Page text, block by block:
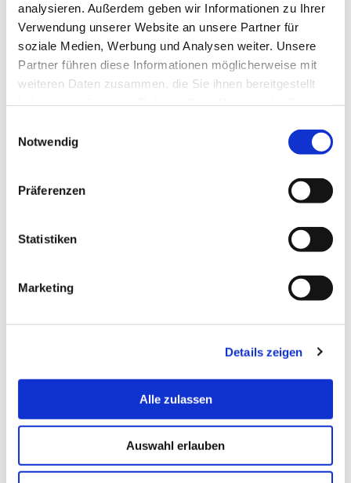
analysieren. Außerdem geben wir Informationen zu Ihrer
Verwendung unserer Website an unsere Partner für
soziale Medien, Werbung und Analysen weiter. Unsere
Partner führen diese Informationen möglicherweise mit
weiteren Daten zusammen, die Sie ihnen bereitgestellt
Notwendig
Präferenzen
Statistiken
Marketing
Details zeigen
Alle zulassen
Auswahl erlauben
Vorname *
Nachname *
E-Mail Adresse *
Einwilligung zu Foto- und Videoaufnahmen